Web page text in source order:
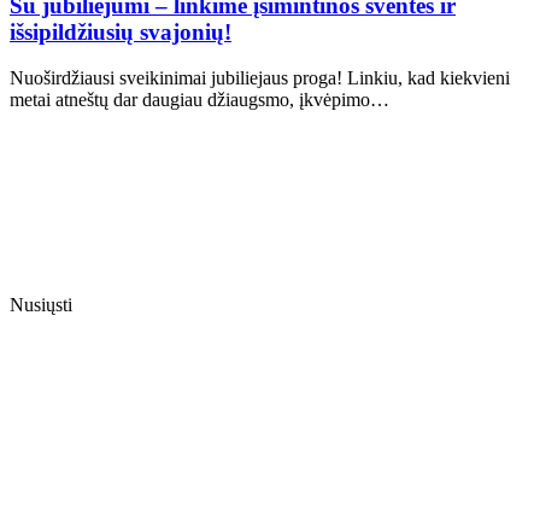
išsipildžiusių svajonių!
Nuoširdžiausi sveikinimai jubiliejaus proga! Linkiu, kad kiekvieni
metai atneštų dar daugiau džiaugsmo, įkvėpimo…
Nusiųsti